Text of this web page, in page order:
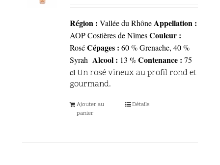
Région : Vallée du Rhône Appellation :
AOP Costières de Nîmes Couleur :
Rosé Cépages : 60 % Grenache, 40 %
Syrah Alcool : 13 % Contenance : 75
cl Un rosé vineux au profil rond et
gourmand.
Ajouter au
panier
Détails